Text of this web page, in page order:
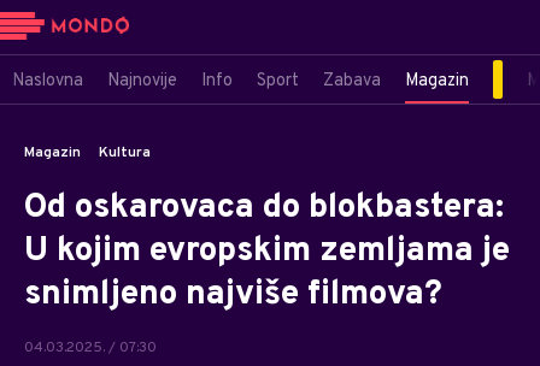
Naslovna Najnovije Info Sport Zabava Magazin
Magazin Kultura
Od oskarovaca do blokbastera:
U kojim evropskim zemljama je
snimljeno najviše filmova?
04.03.2025. / 07:30